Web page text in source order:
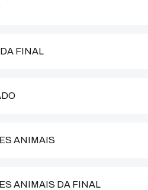
FINAL
ANIMAIS
ANIMAIS DA FINAL